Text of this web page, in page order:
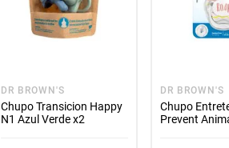
DR BROWN'S
Chupo Transicion Happy
N1 Azul Verde x2
DR BROWN'S
Chupo
Prevent